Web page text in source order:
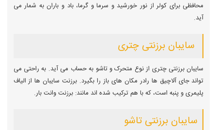
محافظی برای کولر از نور خورشید و سرما و گرما، باد و باران به شمار می
آید.
سایبان برزنتی چتری
سایبان برزنتی چتری از نوع متحرک و تاشو به حساب می آید. به راحتی می
تواند جای آلاچیق ها رادر مکان های باز را بگیرد. برزنت سایبان ها از الیاف
پلیمری و پنبه است، که با هم ترکیب شده اند مانند: برزنت وانت بار.
سایبان برزنتی تاشو